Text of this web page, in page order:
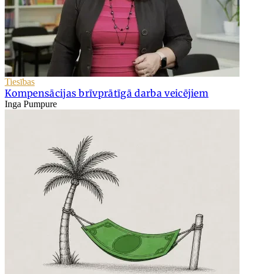
Tiesības
Kompensācijas brīvprātīgā darba veicējiem
Inga Pumpure